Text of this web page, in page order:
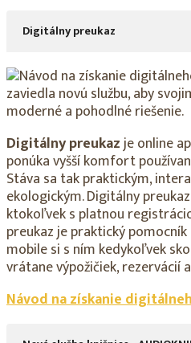
Digitálny preukaz
zaviedla novú službu, aby
moderné a pohodlné riešenie.
Digitálny preukazje online
ponúka vyšší komfort
Stáva sa tak praktickým,
ekologickým. Digitálny
ktokoľvek s platnou
preukaz je praktický
mobile si s ním kedykoľvek
vrátane výpožičiek, rezervácií
Návod na získanie